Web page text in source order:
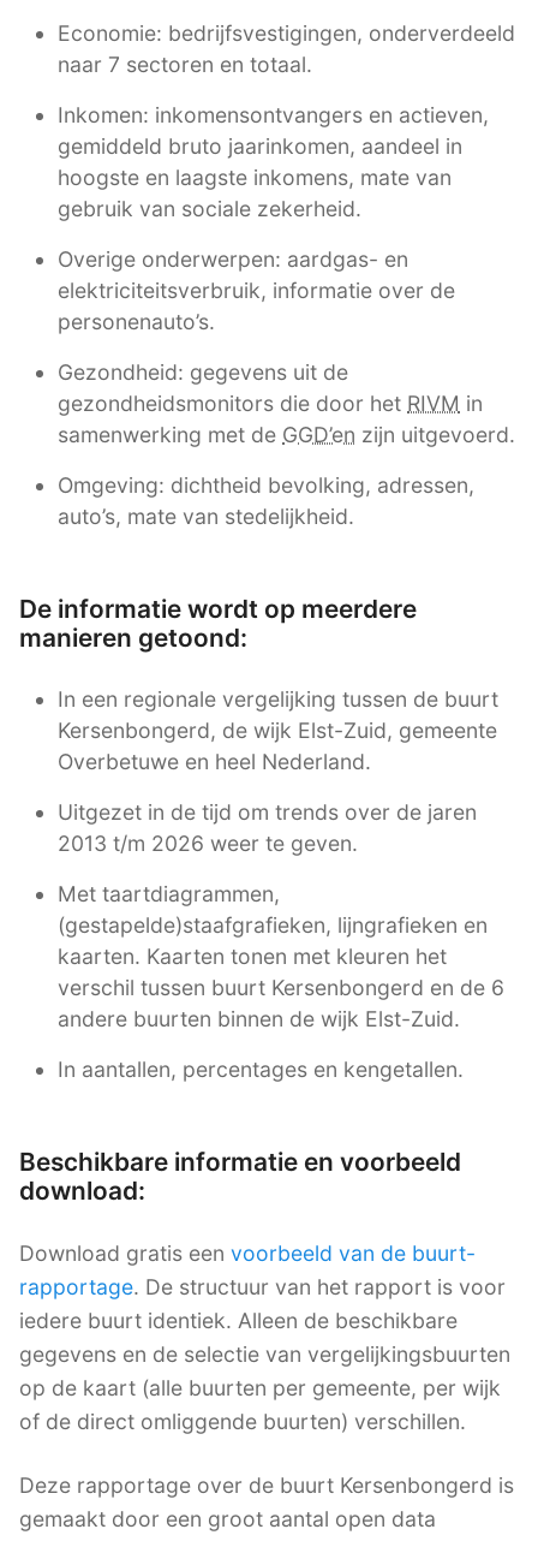
Economie: bedrijfsvestigingen, onderverdeeld
naar 7 sectoren en totaal.
Inkomen: inkomensontvangers en actieven,
gemiddeld bruto jaarinkomen, aandeel in
hoogste en laagste inkomens, mate van
gebruik van sociale zekerheid.
Overige onderwerpen: aardgas- en
elektriciteitsverbruik, informatie over de
personenauto’s.
Gezondheid: gegevens uit de
gezondheidsmonitors die door het RIVM in
samenwerking met de GGD’en zijn uitgevoerd.
Omgeving: dichtheid bevolking, adressen,
auto’s, mate van stedelijkheid.
De informatie wordt op meerdere
manieren getoond:
In een regionale vergelijking tussen de buurt
Kersenbongerd, de wijk Elst-Zuid, gemeente
Overbetuwe en heel Nederland.
Uitgezet in de tijd om trends over de jaren
2013 t/m 2026 weer te geven.
Met taartdiagrammen,
(gestapelde)staafgrafieken, lijngrafieken en
kaarten. Kaarten tonen met kleuren het
verschil tussen buurt Kersenbongerd en de 6
andere buurten binnen de wijk Elst-Zuid.
In aantallen, percentages en kengetallen.
Beschikbare informatie en voorbeeld
download:
Download gratis een voorbeeld van de buurt-
rapportage. De structuur van het rapport is voor
iedere buurt identiek. Alleen de beschikbare
gegevens en de selectie van vergelijkingsbuurten
op de kaart (alle buurten per gemeente, per wijk
of de direct omliggende buurten) verschillen.
Deze rapportage over de buurt Kersenbongerd is
gemaakt door een groot aantal open data